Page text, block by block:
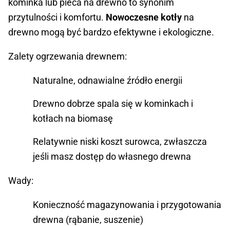
kominka lub pieca na drewno to synonim
przytulności i komfortu. Nowoczesne kotły na
drewno mogą być bardzo efektywne i ekologiczne.
Zalety ogrzewania drewnem:
Naturalne, odnawialne źródło energii
Drewno dobrze spala się w kominkach i
kotłach na biomasę
Relatywnie niski koszt surowca, zwłaszcza
jeśli masz dostęp do własnego drewna
Wady:
Konieczność magazynowania i przygotowania
drewna (rąbanie, suszenie)